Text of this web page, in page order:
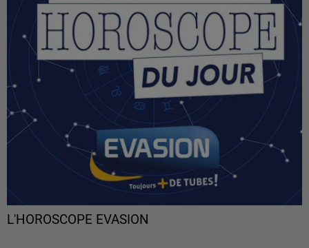
L'HOROSCOPE EVASION